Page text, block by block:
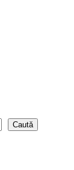
Caută